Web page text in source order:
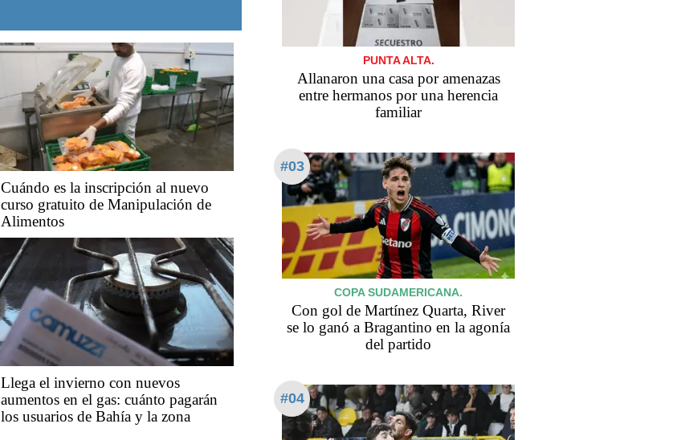
Cuándo es la inscripción al nuevo
curso gratuito de Manipulación de
Alimentos
Llega el invierno con nuevos
aumentos en el gas: cuánto pagarán
los usuarios de Bahía y la zona
PUNTA ALTA.
Allanaron una casa por amenazas
entre hermanos por una herencia
familiar
#03
COPA SUDAMERICANA.
Con gol de Martínez Quarta, River
se lo ganó a Bragantino en la agonía
del partido
#04